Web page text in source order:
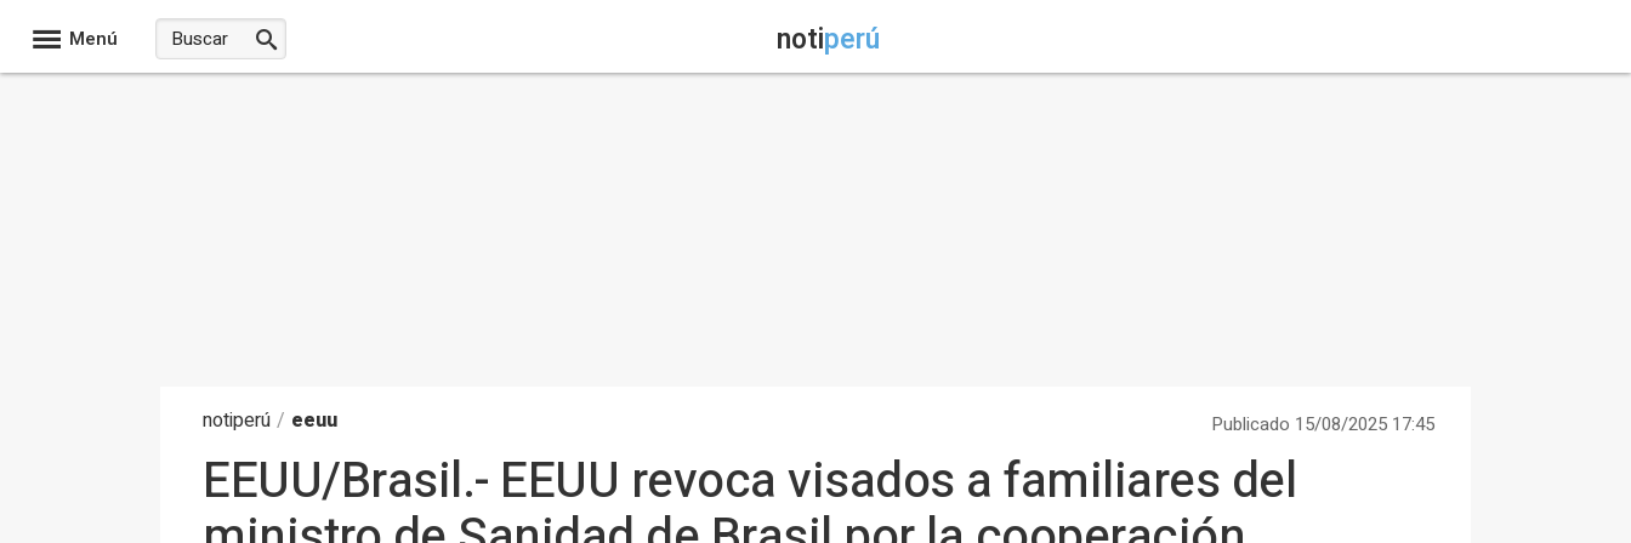
Menú notiperú
notiperú / eeuu Publicado 15/08/2025 17:45
EEUU/Brasil.- EEUU revoca visados a familiares del